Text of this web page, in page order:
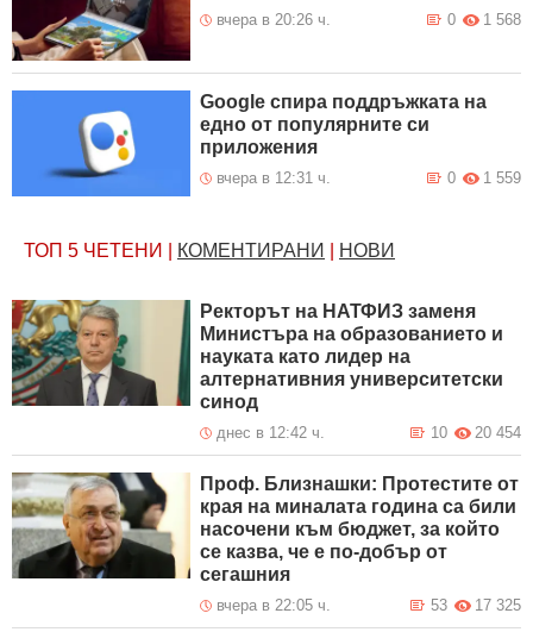
вчера в 20:26 ч. 1 568
0
Google спира поддръжката на
едно от популярните си
приложения
вчера в 12:31 ч. 1 559
0
ТОП 5 ЧЕТЕНИ КОМЕНТИРАНИ НОВИ
Ректорът на НАТФИЗ заменя
Министъра на образованието и
науката като лидер на
алтернативния университетски
синод
днес в 12:42 ч. 20 454
10
Проф. Близнашки: Протестите от
края на миналата година са били
насочени към бюджет, за който
се казва, че е по-добър от
сегашния
вчера в 22:05 ч. 17 325
53